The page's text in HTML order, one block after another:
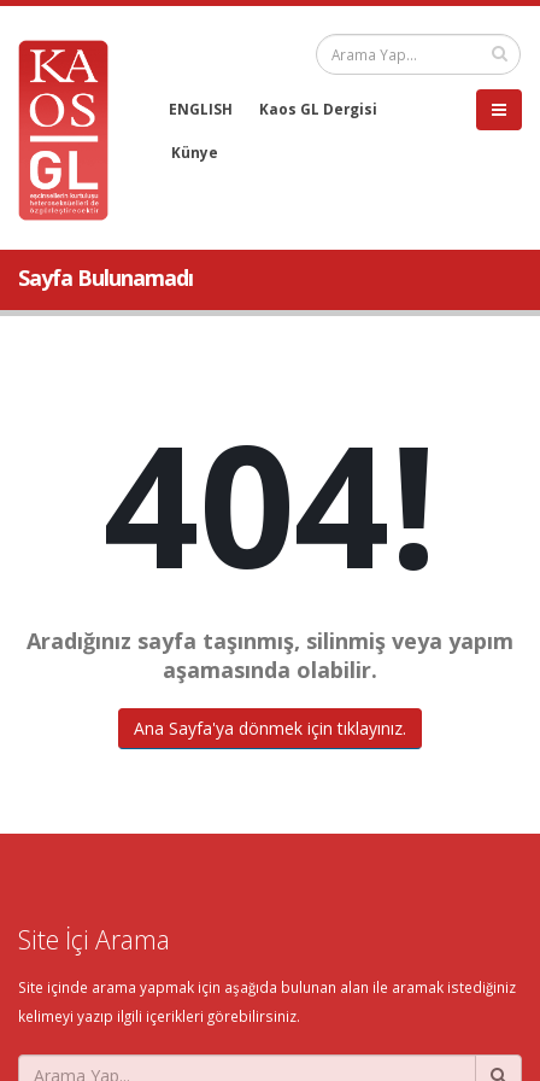
ENGLISH Kaos GL Dergisi
Künye
Sayfa Bulunamadı
404!
Aradığınız sayfa taşınmış, silinmiş veya yapım
aşamasında olabilir.
Ana Sayfa'ya dönmek için tıklayınız.
Site İçi Arama
Site içinde arama yapmak için aşağıda bulunan alan ile aramak istediğiniz
kelimeyi yazıp ilgili içerikleri görebilirsiniz.